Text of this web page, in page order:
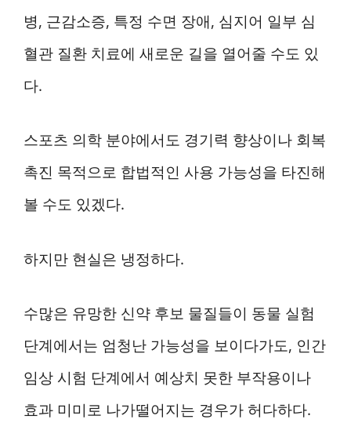
병, 근감소증, 특정 수면 장애, 심지어 일부 심
혈관 질환 치료에 새로운 길을 열어줄 수도 있
다.
스포츠 의학 분야에서도 경기력 향상이나 회복
촉진 목적으로 합법적인 사용 가능성을 타진해
볼 수도 있겠다.
하지만 현실은 냉정하다.
수많은 유망한 신약 후보 물질들이 동물 실험
단계에서는 엄청난 가능성을 보이다가도, 인간
임상 시험 단계에서 예상치 못한 부작용이나
효과 미미로 나가떨어지는 경우가 허다하다.